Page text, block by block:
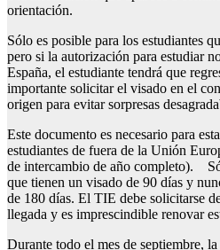
orientación.
Sólo es posible para los estudiantes
pero si la autorización para estudiar
España, el estudiante tendrá que
importante solicitar el visado en el
origen para evitar sorpresas
Este documento es necesario para
estudiantes de fuera de la Unión
de intercambio de año completo).
que tienen un visado de 90 días y
de 180 días. El TIE debe solicitarse
llegada y es imprescindible renovar
Durante todo el mes de septiembre,